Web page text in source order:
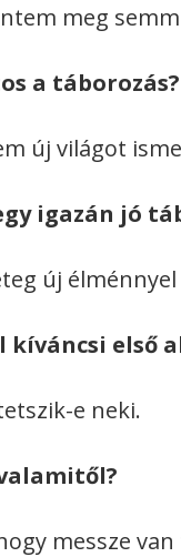
meg
a táborozás?
új világot
igazán jó
új
kíváncsi első
e neki.
messze